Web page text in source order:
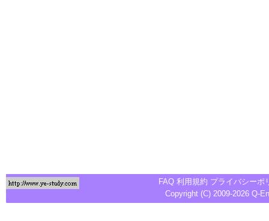
FAQ 利用規約 プライバシーポ
Copyright (C) 2009-2026 Q-